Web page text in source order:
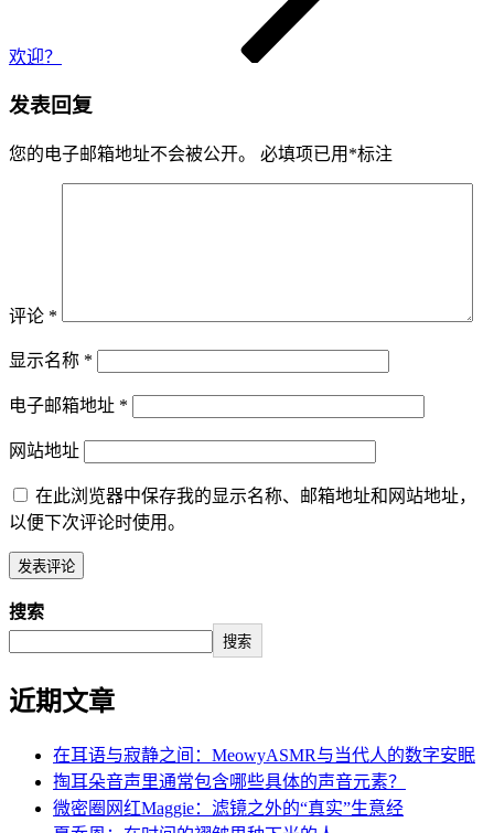
欢迎？
发表回复
您的电子邮箱地址不会被公开。 必填项已用 *标注
评论 *
显示名称 *
电子邮箱地址 *
网站地址
在此浏览器中保存我的显示名称、邮箱地址和网站地址，
以便下次评论时使用。
搜索
搜索
近期文章
在耳语与寂静之间：MeowyASMR与当代人的数字安眠
掏耳朵音声里通常包含哪些具体的声音元素？
微密圈网红Maggie：滤镜之外的“真实”生意经